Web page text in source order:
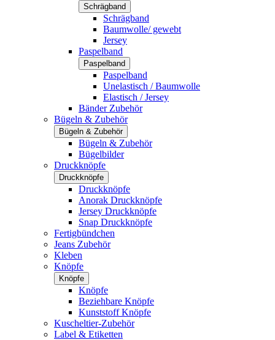
Schrägband
Schrägband
Baumwolle/ gewebt
Jersey
Paspelband
Paspelband
Paspelband
Unelastisch / Baumwolle
Elastisch / Jersey
Bänder Zubehör
Bügeln & Zubehör
Bügeln & Zubehör
Bügeln & Zubehör
Bügelbilder
Druckknöpfe
Druckknöpfe
Druckknöpfe
Anorak Druckknöpfe
Jersey Druckknöpfe
Snap Druckknöpfe
Fertigbündchen
Jeans Zubehör
Kleben
Knöpfe
Knöpfe
Knöpfe
Beziehbare Knöpfe
Kunststoff Knöpfe
Kuscheltier-Zubehör
Label & Etiketten